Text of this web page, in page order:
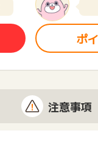
ポ
注意事項